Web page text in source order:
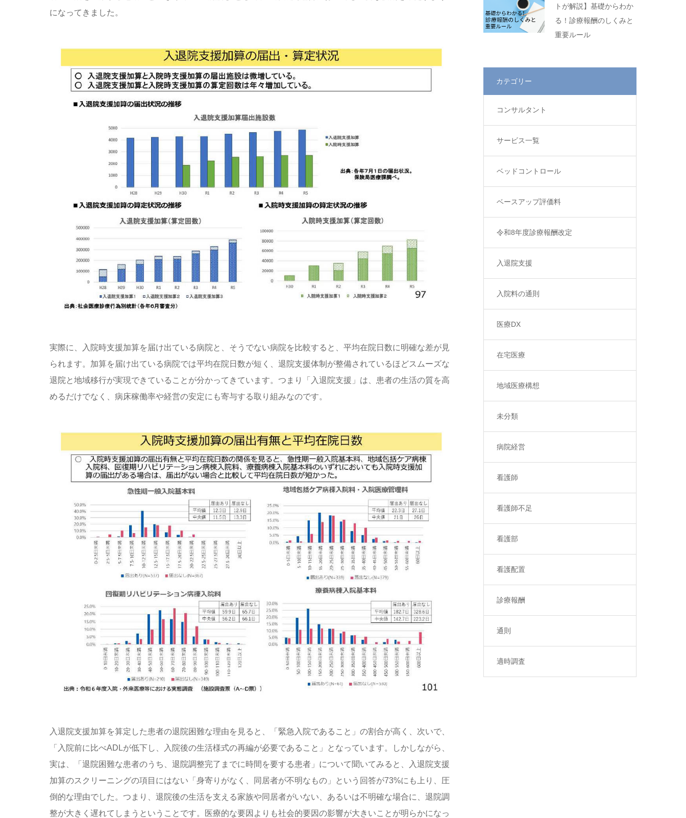
になってきました。
実際に、入院時支援加算を届け出ている病院と、そうでない病院を比較すると、平均在院日数に明確な差が見
られます。加算を届け出ている病院では平均在院日数が短く、退院支援体制が整備されているほどスムーズな
退院と地域移行が実現できていることが分かってきています。つまり「入退院支援」は、患者の生活の質を高
めるだけでなく、病床稼働率や経営の安定にも寄与する取り組みなのです。
入退院支援加算を算定した患者の退院困難な理由を見ると、「緊急入院であること」の割合が高く、次いで、
「入院前に比べADLが低下し、入院後の生活様式の再編が必要であること」となっています。しかしながら、
実は、「退院困難な患者のうち、退院調整完了までに時間を要する患者」について聞いてみると、入退院支援
加算のスクリーニングの項目にはない「身寄りがなく、同居者が不明なもの」という回答が73%にも上り、圧
倒的な理由でした。つまり、退院後の生活を支える家族や同居者がいない、あるいは不明確な場合に、退院調
整が大きく遅れてしまうということです。医療的な要因よりも社会的要因の影響が大きいことが明らかになっ
トが解説】基礎からわか
る！診療報酬のしくみと
重要ルール
カテゴリー
コンサルタント
サービス一覧
ベッドコントロール
ベースアップ評価料
令和8年度診療報酬改定
入退院支援
入院料の通則
医療DX
在宅医療
地域医療構想
未分類
病院経営
看護師
看護師不足
看護部
看護配置
診療報酬
通則
適時調査